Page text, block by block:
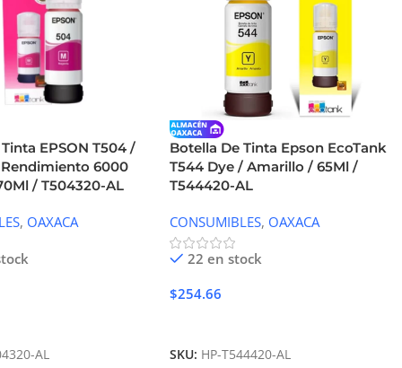
EPSON T504 /
6000
/ T504320-AL
, OAXACA
AL
Botella De Tinta Epson EcoTank
T544 Dye / Amarillo / 65Ml /
T544420-AL
CONSUMIBLES, OAXACA
22 en stock
$254.66
SKU: HP-T544420-AL